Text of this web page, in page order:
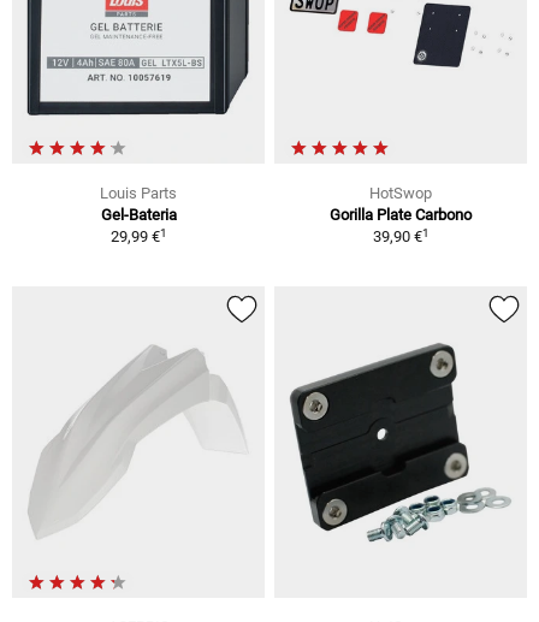
Louis Parts
Gel-Bateria
29,99 €1
HotSwop
Gorilla Plate Carbono
39,90 €1